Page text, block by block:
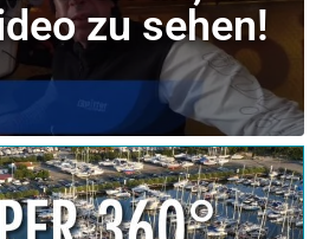
zu sehen!